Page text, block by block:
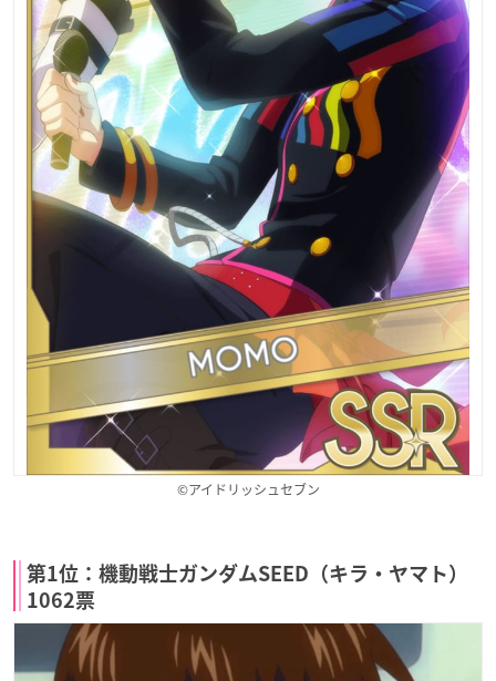
©アイドリッシュセブン
第1位：機動戦士ガンダムSEED（キラ・ヤマト）
1062票